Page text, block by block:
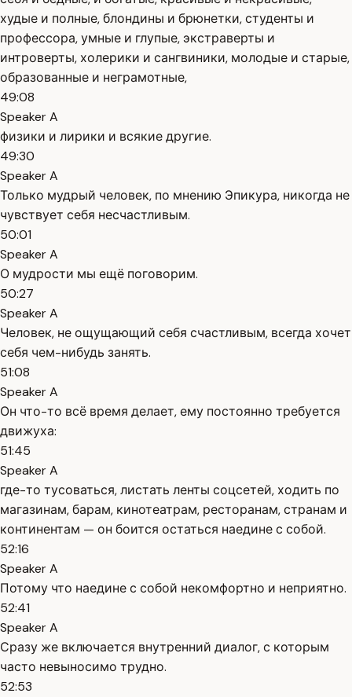
худые и полные, блондины и брюнетки, студенты и
профессора, умные и глупые, экстраверты и
интроверты, холерики и сангвиники, молодые и старые,
образованные и неграмотные,
49:08
Speaker A
физики и лирики и всякие другие.
49:30
Speaker A
Только мудрый человек, по мнению Эпикура, никогда не
чувствует себя несчастливым.
50:01
Speaker A
О мудрости мы ещё поговорим.
50:27
Speaker A
Человек, не ощущающий себя счастливым, всегда хочет
себя чем-нибудь занять.
51:08
Speaker A
Он что-то всё время делает, ему постоянно требуется
движуха:
51:45
Speaker A
где-то тусоваться, листать ленты соцсетей, ходить по
магазинам, барам, кинотеатрам, ресторанам, странам и
континентам — он боится остаться наедине с собой.
52:16
Speaker A
Потому что наедине с собой некомфортно и неприятно.
52:41
Speaker A
Сразу же включается внутренний диалог, с которым
часто невыносимо трудно.
52:53